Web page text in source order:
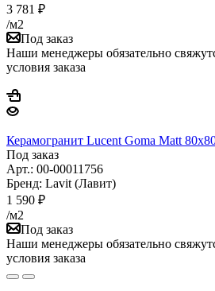
3 781 ₽
/м2
Под заказ
Наши менеджеры обязательно
условия заказа
Керамогранит Lucent Goma Matt
Под заказ
Арт.: 00-00011756
Бренд: Lavit (Лавит)
1 590 ₽
/м2
Под заказ
Наши менеджеры обязательно
условия заказа